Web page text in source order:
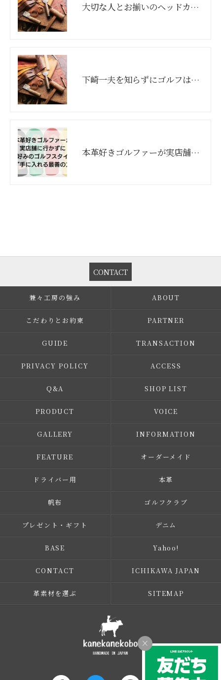
大切な人とお揃いのヘッドカバーでゴルフをもっと楽しもう！
下崎一夫を知らずにゴルフは語れない
本革好きゴルファーが実店舗に行かずに、 自分好みのゴルフスタイルを必ず手に入れる最善の方法
×
CONTACT
兼々工房の強み ABOUT
こだわりとお約束 PARTNER
GUIDE TRANSACTION
PRIVACY POLICY ACCESS
Q&A SHOP LIST
PRODUCT VOICE
GALLERY INFORMATION
FEATURE オーダーメイド
ドライバー用 本革
帆布 ゴルフクラブ
プレゼント・ギフト デニム
BASE Yahoo!
CONTACT ICHIKAWA JAPAN
革素材を選ぶ SITEMAP